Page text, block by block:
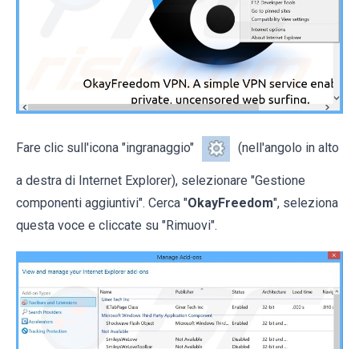
Fare clic sull'icona "ingranaggio" (nell'angolo in alto
a destra di Internet Explorer), selezionare "Gestione
componenti aggiuntivi". Cerca "OkayFreedom", seleziona
questa voce e cliccate su "Rimuovi".